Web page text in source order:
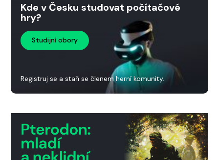
Kde v Česku studovat počítačové
hry?
Studijní obory
Registruj se a staň se členem herní komunity.